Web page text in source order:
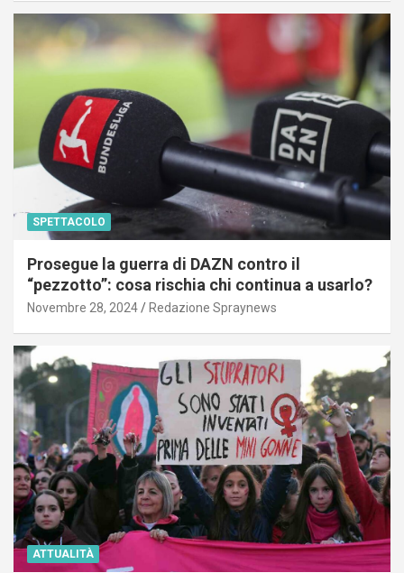
SPETTACOLO
Prosegue la guerra di DAZN contro il
“pezzotto”: cosa rischia chi continua a usarlo?
Novembre 28, 2024 Redazione Spraynews
ATTUALITÀ